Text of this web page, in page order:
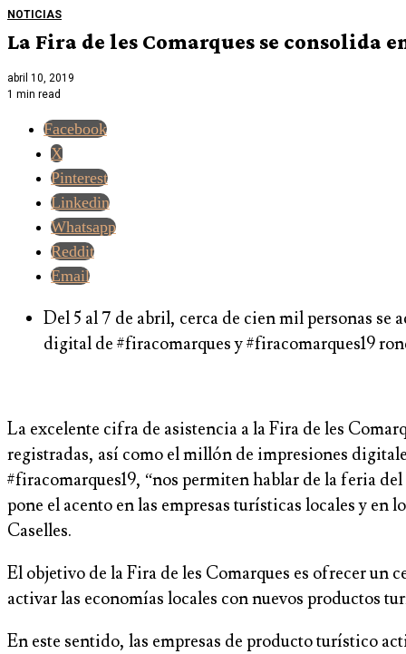
NOTICIAS
La Fira de les Comarques se consolida
abril 10, 2019
1 min read
Facebook
X
Pinterest
Linkedin
Whatsapp
Reddit
Email
Del 5 al 7 de abril, cerca de cien mil personas se
digital de #firacomarques y #firacomarques19
La excelente cifra de asistencia a la Fira de les
registradas, así como el millón de impresiones
#firacomarques19, “nos permiten hablar de la feria
pone el acento en las empresas turísticas locales y
Caselles.
El objetivo de la Fira de les Comarques es ofrecer un
activar las economías locales con nuevos productos
En este sentido, las empresas de producto turístico